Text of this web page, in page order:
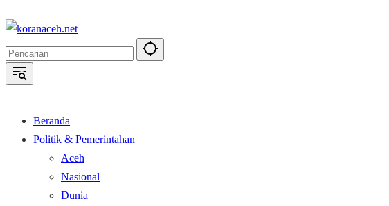
ke
konten
Beranda
Politik & Pemerintahan
Aceh
Nasional
Dunia